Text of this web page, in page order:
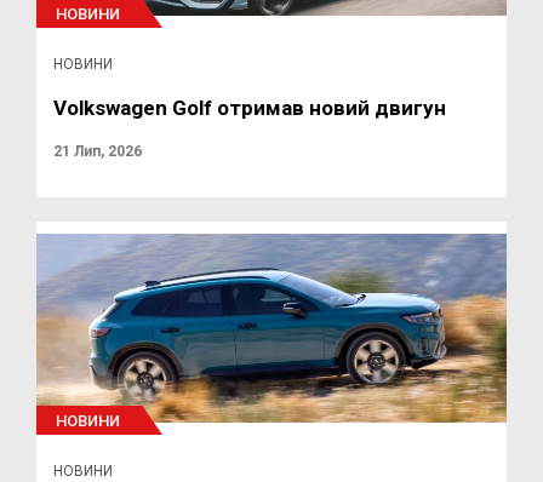
НОВИНИ
НОВИНИ
Volkswagen Golf отримав новий двигун
21 Лип, 2026
НОВИНИ
НОВИНИ